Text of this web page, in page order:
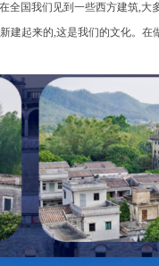
全国我们见到一些西方建筑,
建起来的,这是我们的文化。